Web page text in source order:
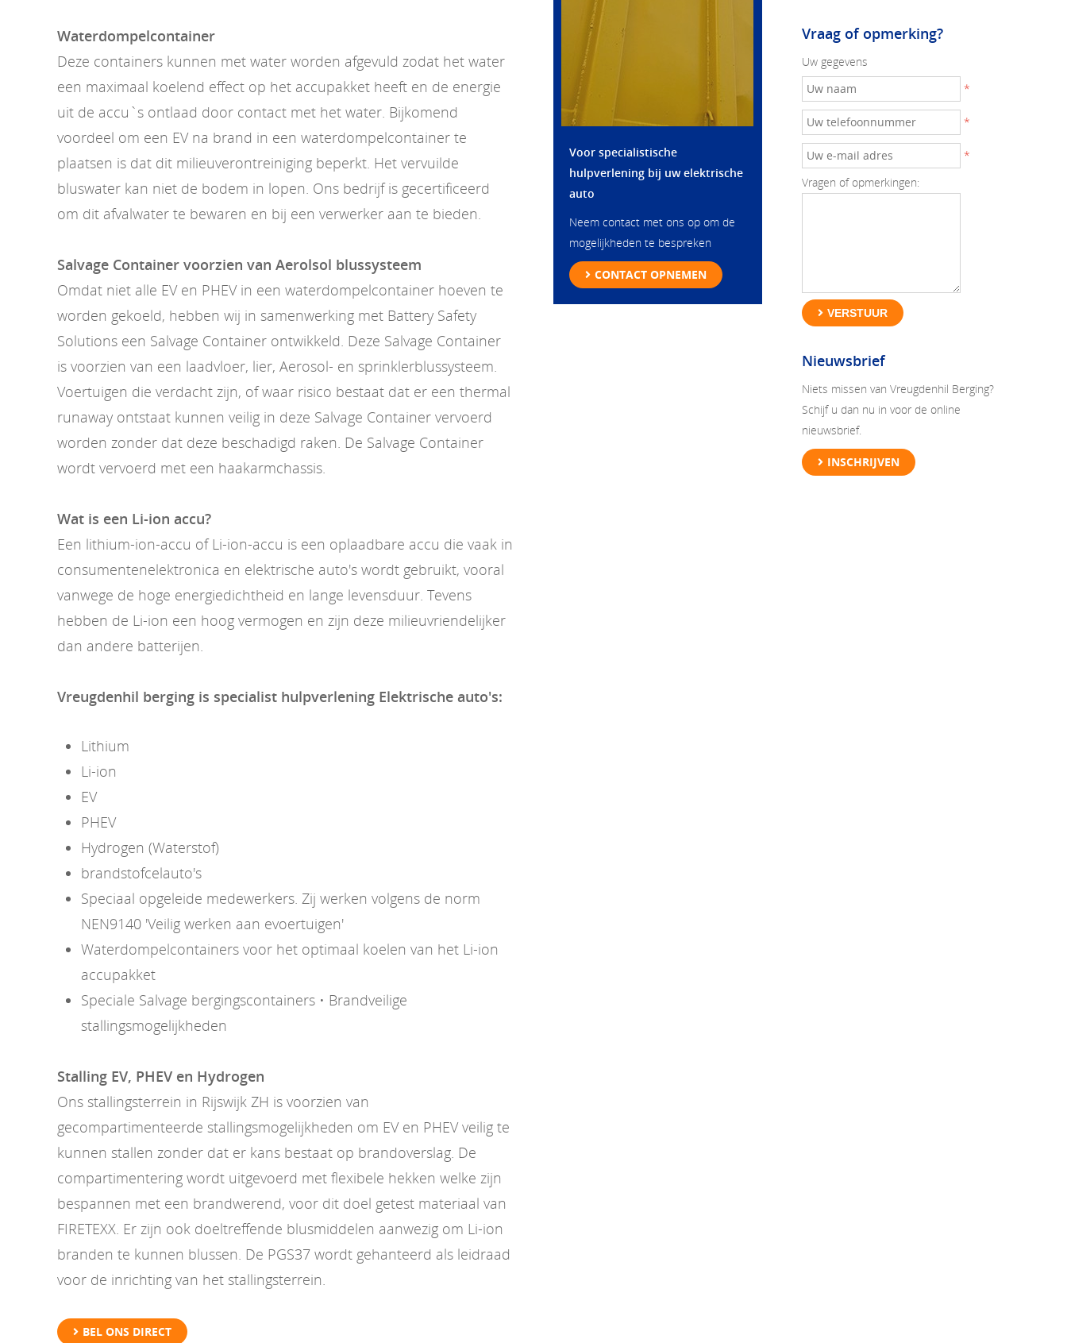
Waterdompelcontainer
Deze containers kunnen met water worden afgevuld zodat het water
een maximaal koelend effect op het accupakket heeft en de energie
uit de accu`s ontlaad door contact met het water. Bijkomend
voordeel om een EV na brand in een waterdompelcontainer te
plaatsen is dat dit milieuverontreiniging beperkt. Het vervuilde
bluswater kan niet de bodem in lopen. Ons bedrijf is gecertificeerd
om dit afvalwater te bewaren en bij een verwerker aan te bieden.
Salvage Container voorzien van Aerolsol blussysteem
Omdat niet alle EV en PHEV in een waterdompelcontainer hoeven te
worden gekoeld, hebben wij in samenwerking met Battery Safety
Solutions een Salvage Container ontwikkeld. Deze Salvage Container
is voorzien van een laadvloer, lier, Aerosol- en sprinklerblussysteem.
Voertuigen die verdacht zijn, of waar risico bestaat dat er een thermal
runaway ontstaat kunnen veilig in deze Salvage Container vervoerd
worden zonder dat deze beschadigd raken. De Salvage Container
wordt vervoerd met een haakarmchassis.
Wat is een Li-ion accu?
Een lithium-ion-accu of Li-ion-accu is een oplaadbare accu die vaak in
consumentenelektronica en elektrische auto's wordt gebruikt, vooral
vanwege de hoge energiedichtheid en lange levensduur. Tevens
hebben de Li-ion een hoog vermogen en zijn deze milieuvriendelijker
dan andere batterijen.
Vreugdenhil berging is specialist hulpverlening Elektrische auto's:
Lithium
Li-ion
EV
PHEV
Hydrogen (Waterstof)
brandstofcelauto's
Speciaal opgeleide medewerkers. Zij werken volgens de norm
NEN9140 'Veilig werken aan evoertuigen'
Waterdompelcontainers voor het optimaal koelen van het Li-ion
accupakket
Speciale Salvage bergingscontainers • Brandveilige
stallingsmogelijkheden
Stalling EV, PHEV en Hydrogen
Ons stallingsterrein in Rijswijk ZH is voorzien van
gecompartimenteerde stallingsmogelijkheden om EV en PHEV veilig te
kunnen stallen zonder dat er kans bestaat op brandoverslag. De
compartimentering wordt uitgevoerd met flexibele hekken welke zijn
bespannen met een brandwerend, voor dit doel getest materiaal van
FIRETEXX. Er zijn ook doeltreffende blusmiddelen aanwezig om Li-ion
branden te kunnen blussen. De PGS37 wordt gehanteerd als leidraad
voor de inrichting van het stallingsterrein.
BEL ONS DIRECT
Voor specialistische
hulpverlening bij uw elektrische
auto
Neem contact met ons op om de
mogelijkheden te bespreken
CONTACT OPNEMEN
Vraag of opmerking?
Uw gegevens
*
*
*
Vragen of opmerkingen:
VERSTUUR
Nieuwsbrief
Niets missen van Vreugdenhil Berging?
Schijf u dan nu in voor de online
nieuwsbrief.
INSCHRIJVEN